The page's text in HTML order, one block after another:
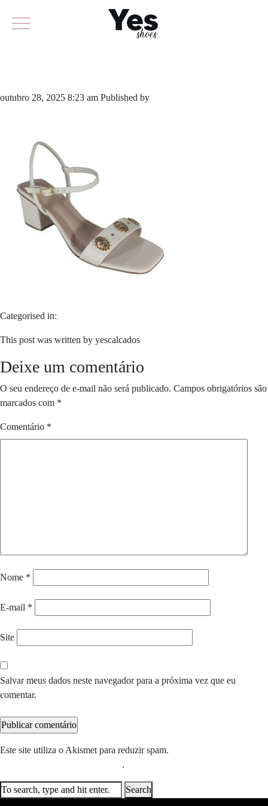
outubro 28, 2025 8:23 am Published by
Categorised in:
This post was written by yescalcados
Deixe um comentário
O seu endereço de e-mail não será publicado. Campos obrigatórios são
marcados com *
Comentário *
Nome *
E-mail *
Site
Salvar meus dados neste navegador para a próxima vez que eu
comentar.
Este site utiliza o Akismet para reduzir spam.
.
Search